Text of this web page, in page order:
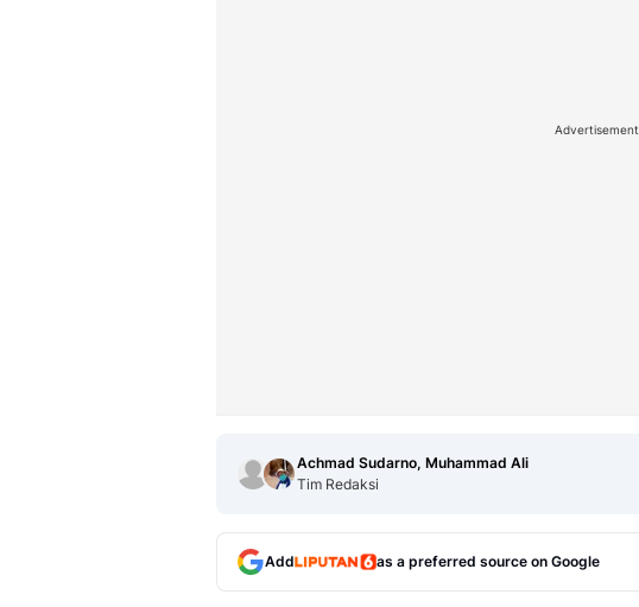
Advertisement
Achmad Sudarno, Muhammad Ali
Tim Redaksi
Add as a preferred source on Google